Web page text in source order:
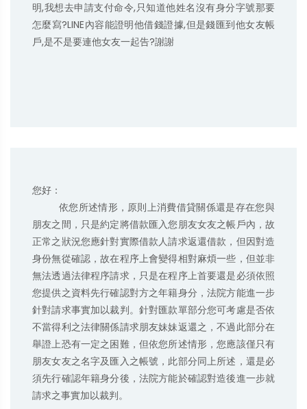
明,我想去申請支付命令,只知道他姓名沒有身分字號那要
怎麼寫?LINE內容能證明他借錢證據,但是錢匯到他女友帳
戶,是不是要連他女友一起告?謝謝
您好：
朋友之間，只是約定將借款匯入您朋友女友之帳戶內，故
正常之狀況您應針對實際借款人請求返還借款，但因對造
身份無從確認，故在程序上會變得相對麻煩一些，但並非
無法透過法律程序請求，只是在程序上首要還是必須依照
您提供之資料先行確認對方之年籍身分，法院方能進一步
針對請求事實加以裁判。針對匯款單部分您可考慮是否依
不當得利之法律關係請求朋友妹妹返還之，不過此部分在
舉證上恐有一定之困難，但依您所述情形，您應該僅只有
朋友女友之名字及匯入之帳號，此部分同上所述，還是必
須先行確認年籍身分後，法院方能於確認對造後進一步就
請求之事實加以裁判。